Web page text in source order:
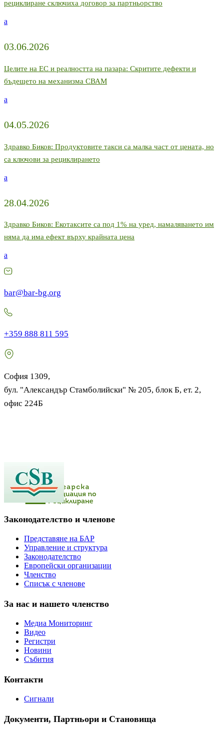
рециклиране сключиха договор за партньорство
a
03.06.2026
Целите на ЕС и реалността на пазара: Скритите дефекти и
бъдещето на механизма СВАМ
a
04.05.2026
Здравко Биков: Продуктовите такси са малка част от цената, но
са ключови за рециклирането
a
28.04.2026
Здравко Биков: Екотаксите са под 1% на уред, намаляването им
няма да има ефект върху крайната цена
a
bar@bar-bg.org
+359 888 811 595
София 1309,
бул. "Александър Стамболийски" № 205, блок Б, ет. 2,
офис 224Б
Законодателство и членове
Представяне на БАР
Управление и структура
Законодателство
Европейски организации
Членство
Списък с членове
За нас и нашето членство
Медиа Мониторинг
Видео
Регистри
Новини
Събития
Контакти
Сигнали
Документи, Партньори и Становища